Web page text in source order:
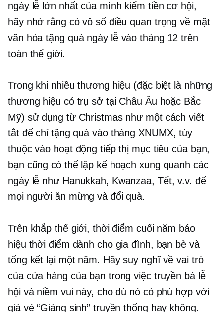
ngày lễ lớn nhất của mình kiếm tiền cơ hội,
hãy nhớ rằng có vô số điều quan trọng về mặt
văn hóatặng quàngày lễ vào tháng 12 trên
toàn thế giới.
Trong khi nhiều thương hiệu (đặc biệt là những
thương hiệu có trụ sở tại Châu Âu hoặc Bắc
Mỹ) sử dụng từ Christmas như một cách viết
tắt để chỉ tặng quà vào tháng XNUMX, tùy
thuộc vào hoạt động tiếp thị mục tiêu của bạn,
bạn cũng có thể lập kế hoạch xung quanh các
ngày lễ như Hanukkah, Kwanzaa, Tết, v.v. để
mọi người ăn mừng và đổi quà.
Trên khắp thế giới, thời điểm cuối năm báo
hiệu thời điểm dành cho gia đình, bạn bè và
tổng kết lại một năm. Hãy suy nghĩ về vai trò
của cửa hàng của bạn trong việc truyền bá lễ
hội và niềm vui này, cho dù nó có phù hợp với
giá vé “Giáng sinh” truyền thống hay không.